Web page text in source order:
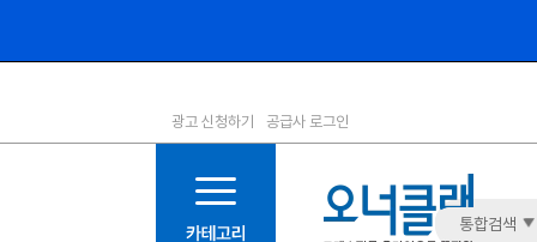
1등급
11등급
12등급
광고 신청하기 공급사 로그인
통합검색